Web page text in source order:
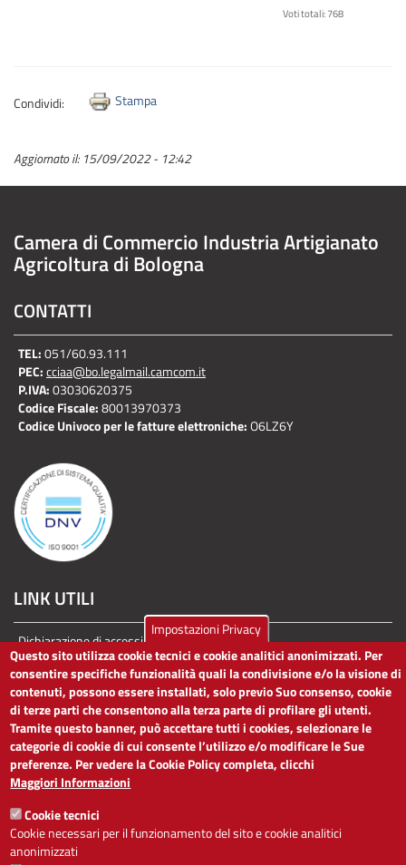
Voti totali: 768
Condividi: Stampa
Aggiornato il: 15/09/2022 - 12:42
Camera di Commercio Industria Artigianato
Agricoltura di Bologna
CONTATTI
TEL:051/60.93.111
PEC:cciaa@bo.legalmail.camcom.it
P.IVA:03030620375
Codice Fiscale:80013970373
Codice Univoco per le fatture elettroniche:O6LZ6Y
LINK UTILI
Dichiarazione di accessibilità
Obiettivi di accessibilità
Segnalaci problemi di accessibilità
Note legali
Privacy
Accesso riservato
ACCESSIBILITÀ
- A
Impostazioni Privacy
Questo sito utilizza cookie tecnici e cookie analitici anonimizzati. Per
consentire specifiche funzionalità quali la condivisione e/o la visione di
contenuti, possono essere installati, solo previo Suo consenso, cookie
di terze parti che consentono alla terza parte di profilare gli utenti.
Tramite questo banner, può accettare tutti i cookies, selezionare le
categorie di cookie di cui consente l’utilizzo e/o modificare le Sue
preferenze. Per vedere la Cookie Policy completa, clicchi
Maggiori Informazioni
Cookie tecnici
Cookie necessari per il funzionamento del sito e cookie analitici
anonimizzati